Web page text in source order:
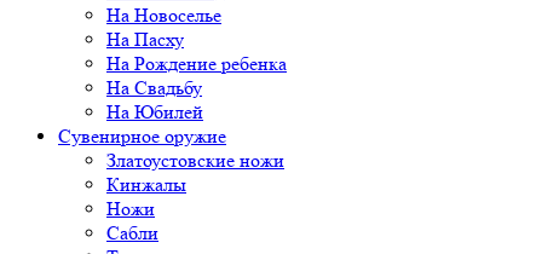
На Новоселье
На Пасху
На Рождение ребенка
На Свадьбу
На Юбилей
Сувенирное оружие
Златоустовские ножи
Кинжалы
Ножи
Сабли